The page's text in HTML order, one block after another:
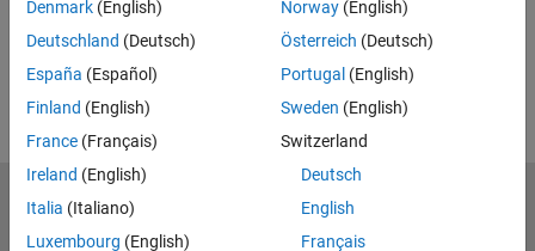
Denmark (English)
Deutschland (Deutsch)
España (Español)
Finland (English)
France (Français)
Ireland (English)
Italia (Italiano)
Luxembourg (English)
Norway(English)
Österreich (Deutsch)
Portugal (English)
Sweden (English)
Switzerland
Deutsch
English
Français
MathWorks